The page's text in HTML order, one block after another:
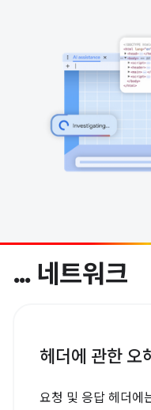
… 네트워크
헤더에 관한 오
요청 및 응답 헤더에